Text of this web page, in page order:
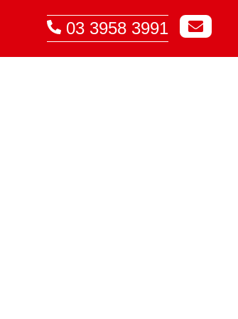
03 3958 3991